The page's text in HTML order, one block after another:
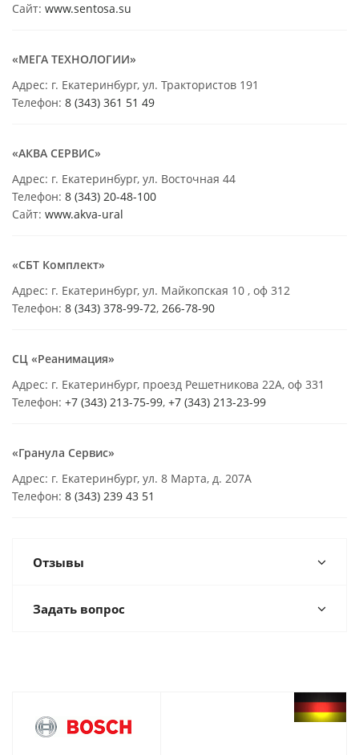
Сайт: www.sentosa.su
«МЕГА ТЕХНОЛОГИИ»
Адрес: г. Екатеринбург, ул. Трактористов 191
Телефон: 8 (343) 361 51 49
«АКВА СЕРВИС»
Адрес: г. Екатеринбург, ул. Восточная 44
Телефон: 8 (343) 20-48-100
Сайт: www.akva-ural
«СБТ Комплект»
Адрес: г. Екатеринбург, ул. Майкопская 10 , оф 312
Телефон: 8 (343) 378-99-72, 266-78-90
СЦ «Реанимация»
Адрес: г. Екатеринбург, проезд Решетникова 22А, оф 331
Телефон: +7 (343) 213-75-99, +7 (343) 213-23-99
«Гранула Сервис»
Адрес: г. Екатеринбург, ул. 8 Марта, д. 207А
Телефон: 8 (343) 239 43 51
Отзывы
Задать вопрос